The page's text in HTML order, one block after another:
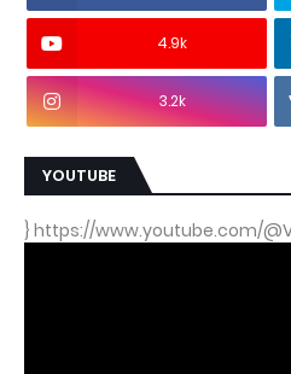
4.9k
3.2k
YOUTUBE
} https://www.youtube.com/